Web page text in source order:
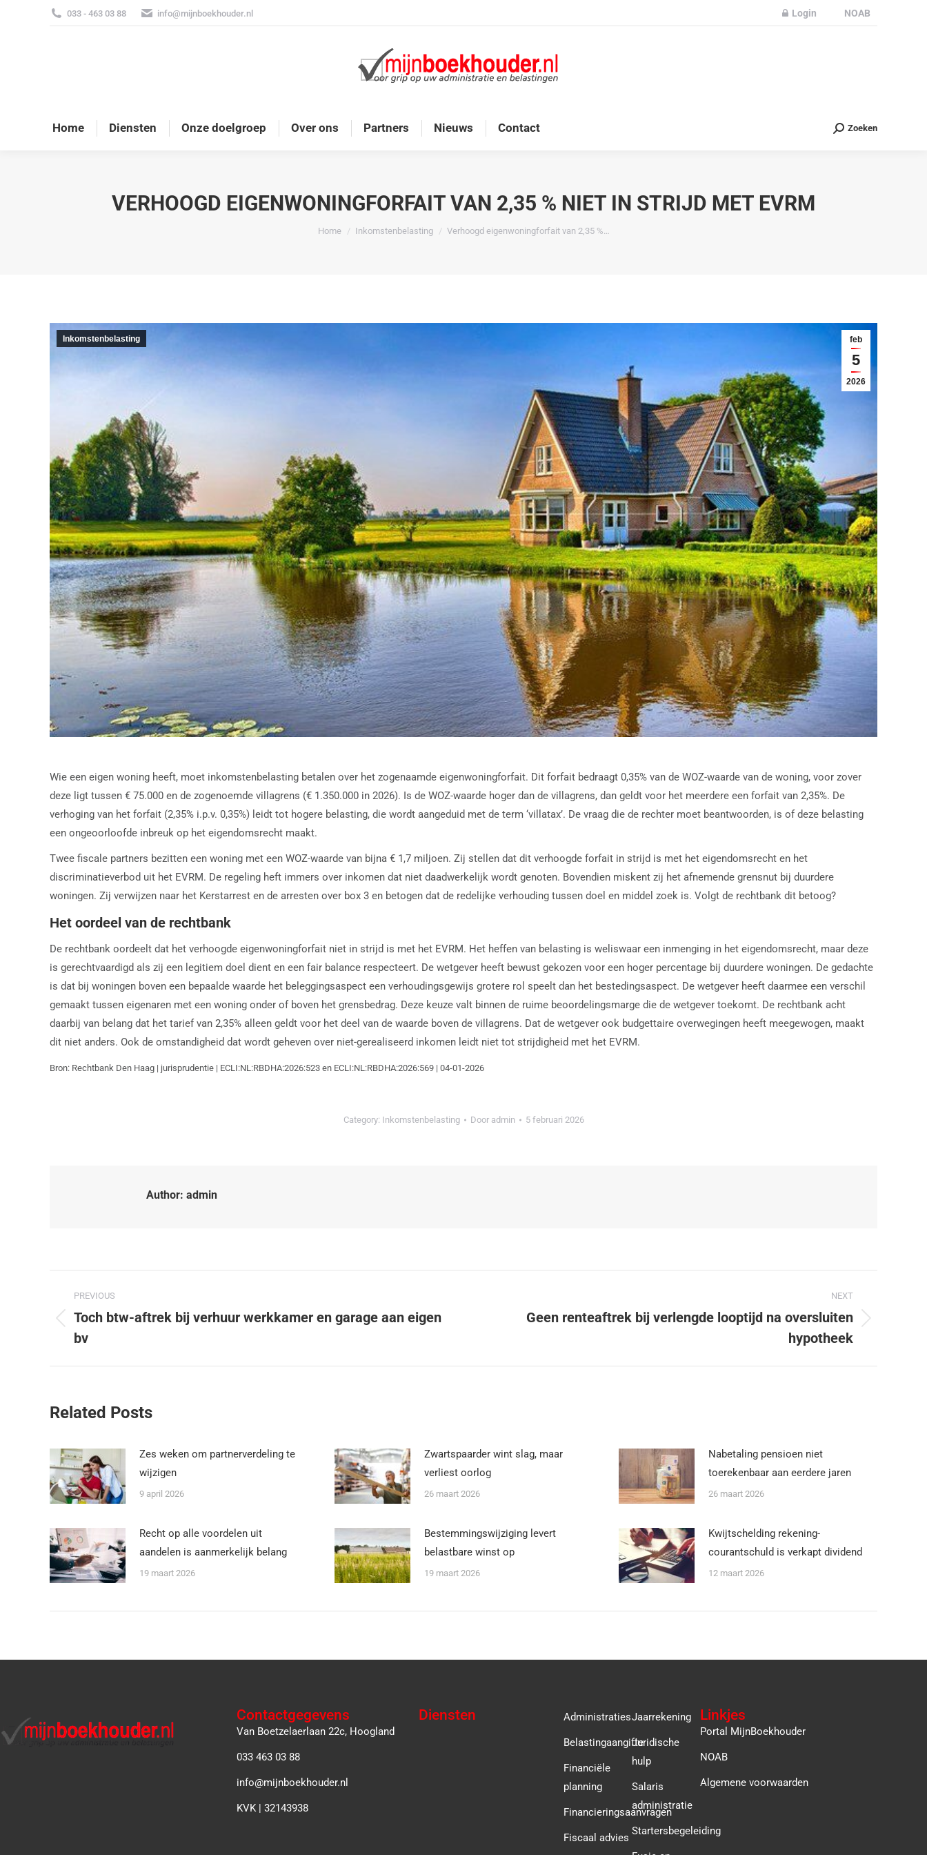
033 - 463 03 88 info@mijnboekhouder.nl Login NOAB
Home Diensten Onze doelgroep Over ons Partners Nieuws Contact Zoeken
VERHOOGD EIGENWONINGFORFAIT VAN 2,35 % NIET IN STRIJD MET EVRM
Je bent hier:
Home Inkomstenbelasting Verhoogd eigenwoningforfait van 2,35 %…
feb
5
2026
Inkomstenbelasting
Wie een eigen woning heeft, moet inkomstenbelasting betalen over het zogenaamde eigenwoningforfait. Dit forfait bedraagt 0,35% van de WOZ-waarde van de woning, voor zover
deze ligt tussen € 75.000 en de zogenoemde villagrens (€ 1.350.000 in 2026). Is de WOZ-waarde hoger dan de villagrens, dan geldt voor het meerdere een forfait van 2,35%. De
verhoging van het forfait (2,35% i.p.v. 0,35%) leidt tot hogere belasting, die wordt aangeduid met de term ‘villatax’. De vraag die de rechter moet beantwoorden, is of deze belasting
een ongeoorloofde inbreuk op het eigendomsrecht maakt.
Twee fiscale partners bezitten een woning met een WOZ-waarde van bijna € 1,7 miljoen. Zij stellen dat dit verhoogde forfait in strijd is met het eigendomsrecht en het
discriminatieverbod uit het EVRM. De regeling heft immers over inkomen dat niet daadwerkelijk wordt genoten. Bovendien miskent zij het afnemende grensnut bij duurdere
woningen. Zij verwijzen naar het Kerstarrest en de arresten over box 3 en betogen dat de redelijke verhouding tussen doel en middel zoek is. Volgt de rechtbank dit betoog?
Het oordeel van de rechtbank
De rechtbank oordeelt dat het verhoogde eigenwoningforfait niet in strijd is met het EVRM. Het heffen van belasting is weliswaar een inmenging in het eigendomsrecht, maar deze
is gerechtvaardigd als zij een legitiem doel dient en een fair balance respecteert. De wetgever heeft bewust gekozen voor een hoger percentage bij duurdere woningen. De gedachte
is dat bij woningen boven een bepaalde waarde het beleggingsaspect een verhoudingsgewijs grotere rol speelt dan het bestedingsaspect. De wetgever heeft daarmee een verschil
gemaakt tussen eigenaren met een woning onder of boven het grensbedrag. Deze keuze valt binnen de ruime beoordelingsmarge die de wetgever toekomt. De rechtbank acht
daarbij van belang dat het tarief van 2,35% alleen geldt voor het deel van de waarde boven de villagrens. Dat de wetgever ook budgettaire overwegingen heeft meegewogen, maakt
dit niet anders. Ook de omstandigheid dat wordt geheven over niet-gerealiseerd inkomen leidt niet tot strijdigheid met het EVRM.
Bron: Rechtbank Den Haag | jurisprudentie | ECLI:NL:RBDHA:2026:523 en ECLI:NL:RBDHA:2026:569 | 04-01-2026
Category: Inkomstenbelasting Door admin 5 februari 2026
Author: admin
PREVIOUS
Toch btw-aftrek bij verhuur werkkamer en garage aan eigen
bv
NEXT
Geen renteaftrek bij verlengde looptijd na oversluiten
hypotheek
Related Posts
Zes weken om partnerverdeling te
wijzigen
9 april 2026
Zwartspaarder wint slag, maar
verliest oorlog
26 maart 2026
Nabetaling pensioen niet
toerekenbaar aan eerdere jaren
26 maart 2026
Recht op alle voordelen uit
aandelen is aanmerkelijk belang
19 maart 2026
Bestemmingswijziging levert
belastbare winst op
19 maart 2026
Kwijtschelding rekening-
courantschuld is verkapt dividend
12 maart 2026
Contactgegevens
Van Boetzelaerlaan 22c, Hoogland
033 463 03 88
info@mijnboekhouder.nl
KVK | 32143938
Diensten Administraties
Belastingaangifte
Financiële
planning
Financieringsaanvragen
Fiscaal advies
Jaarrekening
Juridische
hulp
Salaris
administratie
Startersbegeleiding
Linkjes
Portal MijnBoekhouder
NOAB
Algemene voorwaarden
Home Diensten Onze doelgroep Over ons Partners Nieuws Contact Zoeken